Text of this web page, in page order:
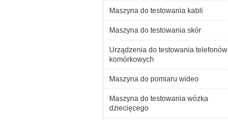
Maszyna do testowania kabli
Maszyna do testowania skór
Urządzenia do testowania telefonów
komórkowych
Maszyna do pomiaru wideo
Maszyna do testowania wózka
dziecięcego